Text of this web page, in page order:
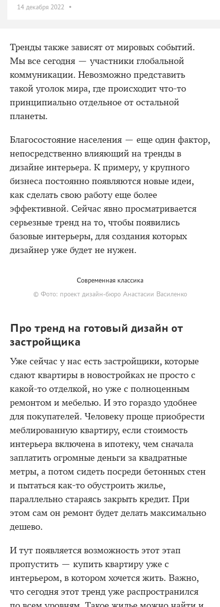
14 декабря 2022
Тренды также зависят от мировых событий.
Мы все сегодня — участники глобальной
коммуникации. Невозможно представить
такой уголок мира, где происходит что-то
принципиально отдельное от остальной
планеты.
Благосостояние населения — еще один фактор,
непосредственно влияющий на тренды в
дизайне интерьера. К примеру, у крупного
бизнеса постоянно появляются новые идеи,
как сделать свою работу еще более
эффективной. Сейчас явно просматривается
серьезные тренд на то, чтобы появились
базовые интерьеры, для создания которых
дизайнер уже будет не нужен.
Современная классика
© Фото: проект дизайн-бюро Анастасии Василенко
Про тренд на готовый дизайн от
застройщика
Уже сейчас у нас есть застройщики, которые
сдают квартиры в новостройках не просто с
какой-то отделкой, но уже с полноценным
ремонтом и мебелью. И это гораздо удобнее
для покупателей. Человеку проще приобрести
меблированную квартиру, если стоимость
интерьера включена в ипотеку, чем сначала
заплатить огромные деньги за квадратные
метры, а потом сидеть посреди бетонных стен
и пытаться как-то обустроить жилье,
параллельно стараясь закрыть кредит. При
этом сам он ремонт будет делать максимально
дешево.
И тут появляется возможность этот этап
пропустить — купить квартиру уже с
интерьером, в котором хочется жить. Важно,
что сегодня этот тренд уже распространился